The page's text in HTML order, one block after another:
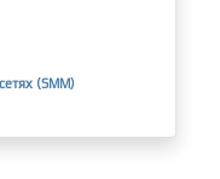
(SMM)